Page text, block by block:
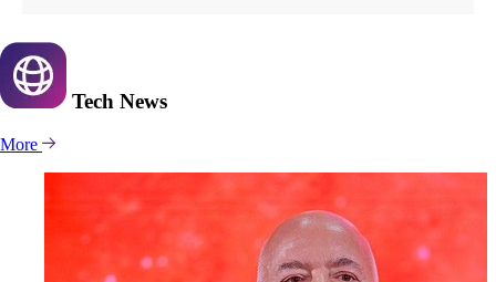
Tech News
More